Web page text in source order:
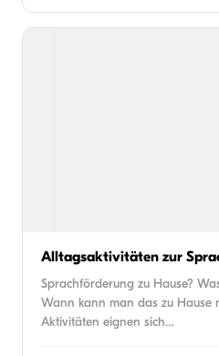
Alltagsaktivitäten zur
Sprachförderung zu Hause?
Wann kann man das zu Hause
Aktivitäten eignen sich…